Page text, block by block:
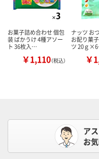
お菓子詰め合わせ 個包
装 ばかうけ 4種アソー
ト 36枚入…
￥1,110（税込）
ナッツ お
お配り菓
ツ 20ｇ
￥
ア
お